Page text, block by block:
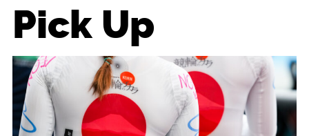
Pick Up